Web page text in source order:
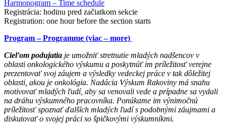
Harmonogram – Time schedule
Registrácia: hodinu pred začiatkom sekcie
Registration: one hour before the section starts
Program – Programme (viac – more)
Cieľom podujatia je umožniť stretnutie mladých nadšencov v
oblasti onkologického výskumu a poskytnúť im príležitosť verejne
prezentovať svoj záujem a výsledky vedeckej práce v tak dôležitej
oblasti, akou je onkológia. Nadácia Výskum Rakoviny má snahu
motivovať mladých ľudí, aby sa venovali vede a prípadne sa vydali
na dráhu výskumného pracovníka. Ponúkame im výnimočnú
príležitosť spoznať ďalších mladých ľudí s podobnými záujmami a
diskutovať o svojej práci so špičkovými výskumníkmi.